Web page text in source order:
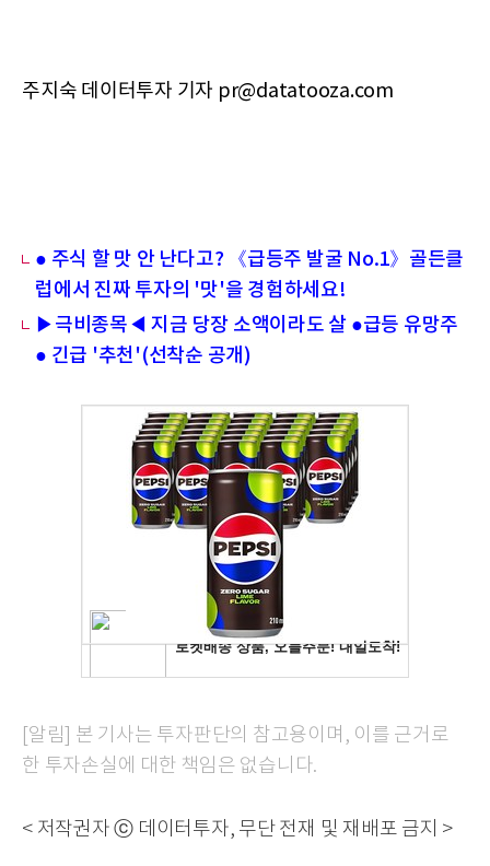
주지숙 데이터투자 기자 pr@datatooza.com
● 주식 할 맛 안 난다고? 《급등주 발굴 No.1》골든클
럽에서 진짜 투자의 '맛'을 경험하세요!
▶극비종목◀ 지금 당장 소액이라도 살 ●급등 유망주
● 긴급 '추천'(선착순 공개)
[알림] 본 기사는 투자판단의 참고용이며, 이를 근거로
한 투자손실에 대한 책임은 없습니다.
< 저작권자 ⓒ 데이터투자, 무단 전재 및 재배포 금지 >